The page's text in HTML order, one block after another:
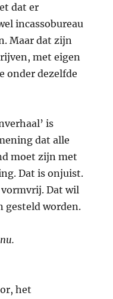
dat er
incassobureau
Maar dat zijn
met eigen
onder dezelfde
is
dat alle
moet zijn met
Dat is onjuist.
Dat wil
gesteld worden.
het